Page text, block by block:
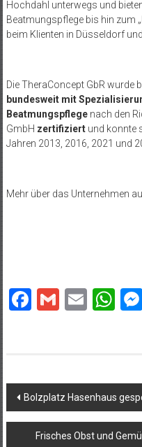
Hochdahl unterwegs und
Beatmungspflege bis hin zum
beim Klienten in Düsseldorf
Die TheraConcept GbR wurde
bundesweit mit
Beatmungspflegenach den
GmbH zertifiziert und konnte
Jahren 2013, 2016, 2021 und
Mehr über das Unternehmen
Facebook
Gmail
Email
Bolzplatz Hasenhaus
Frisches Obst und